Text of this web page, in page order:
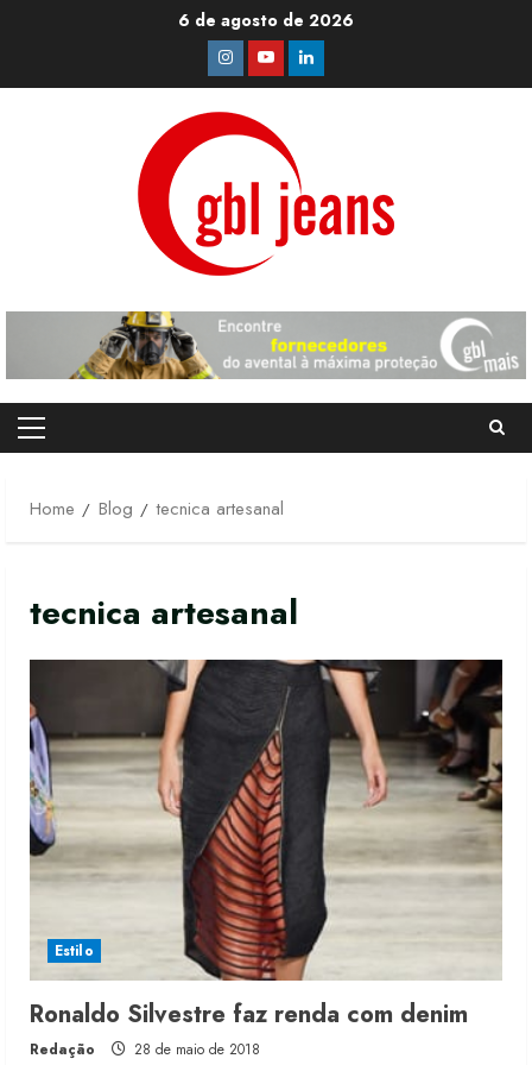
6 de agosto de 2026
Instagram
YoutubeLinkedin
Primary
Home
Blog tecnica artesanal
tecnica artesanal
Estilo
Ronaldo Silvestre faz renda com denim
Redação 28 de maio de 2018
Renata Caixeta assume Movimento
Sou de Algodão
5 de agosto de 2026
receita em 2026